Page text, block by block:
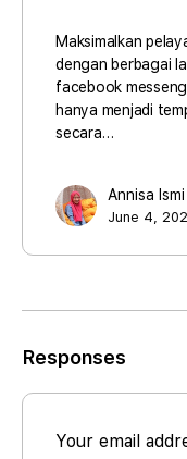
Maksimalkan
dengan berbagai
facebook
hanya menjadi
secara…
Annisa Ismi
June 4,
Responses
Your email